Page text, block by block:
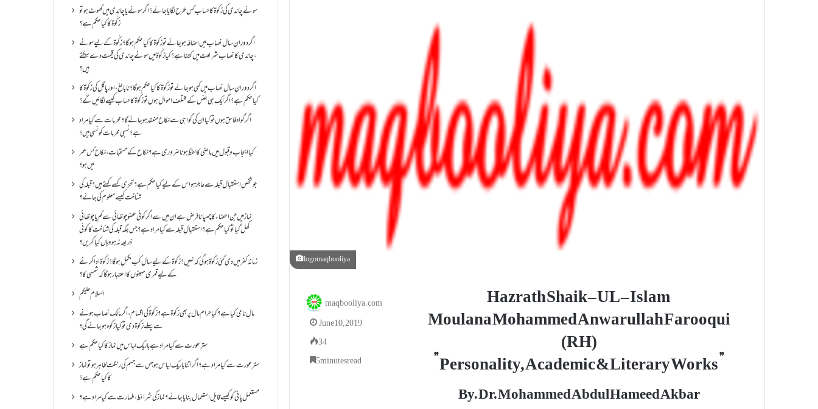
logomaqbooliya
Hazrath Shaik – UL – Islam
Moulana Mohammed Anwarullah Farooqui
(RH)
” Personality, Academic & Literary Works ”
By. Dr. Mohammed Abdul Hameed Akbar
maqbooliya.com
June 10, 2019
34
5 minutes read
سونے چاندی کی زکٰوۃ کا حساب کس طرح لگایا جائے؟ اگر سونے یا چاندی میں کھوٹ ہو تو
زکٰوۃ کا کیا حکم ہے؟
اگر دورانِ سال نصاب میں اضافہ ہو جائے تو زکوۃ کا کیا حکم ہو گا؟ زکٰوۃ کے لیے سونے
،چاندی کا نصاب شریعت میں کتنا ہے؟ کیا زکٰوۃ میں سونے چاندی کی قیمت دے سکتے
ہیں؟
اگر دورانِ سال نصاب میں کمی ہو جائے تو زکٰوۃ کا کیا حکم ہو گا؟ نا بالغ ، اور پاگل کی زکٰوۃ کا
کیا حکم ہے؟ اگر ایک ہی جنس کے مختلف اموال ہوں تو زکٰوۃ کا حساب کیسے لگائیں گے؟
اگر گواہ فاسق ہوں تو کیا ان کی گواہی سے نکاح منعقد ہو جائے گا؟ محرمات سے کیا مراد
ہے؟ نسبی محرمات کونسی ہیں؟
کیا ایجاب و قبول میں ماضی کا لفظ ہونا ضروری ہے؟ نکاح کے مستحبات، نکاح کس عمر
میں ہو؟
جو شخص استقبال قبلہ سے عاجز ہو اس کے لیے کیا حکم ہے؟ تحرّی کسے کہتے ہیں؟ قبلہ کی
شناخت کیسے معلوم کی جائے؟
نماز میں جن اعضاء کا چھپانا فرض ہے ان میں سے اگر کوئی عضو چوتھائی سے کم یا چوتھائی
کھل گیا تو کیا حکم ہے؟استقبالِ قبلہ سے کیا مراد ہے؟جس جگہ قبلہ کی شناخت کا کوئی
ذریعہ نہ ہو وہاں کیا کریں؟
زمانۂ کفر میں دی گئی زکٰوۃ ہو گی کہ نہیں؟زکٰوۃ کے لیے سال کب مکمل ہو گا؟زکٰوۃ ادا کرنے
کے لیے قمری مہینوں کا اعتبار ہو گا کہ شمسی کا؟
السلام علیکم
مالِ نامی کیا ہے؟ کیا حرام مال پر بھی زکوۃ ہے؟ زکٰوۃ کی اقسام ،اگر مالک نصاب ہونے
سے پہلے زکٰوۃ دی تو کیا زکوه ہو جائےگی؟
ستر عورت سے کیا مراد ہے باریک لباس میں نماز کا کیا حکم ہے
سترِ عورت سے کیا مراد ہے؟اگر اتنا باریک لباس ہو جس سے جسم کی رنگت ظاہر ہو تو نماز
کا کیا حکم ہے؟
مستعمل پانی کو کیسے قابلِ استعمال بنایا جائے؟ نماز کی شرائط ،طہارت سے کیا مراد ہے؟